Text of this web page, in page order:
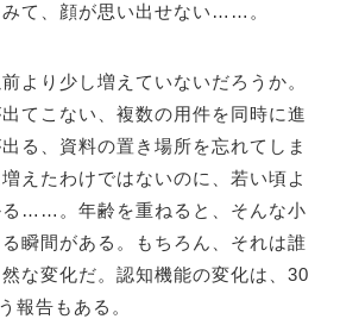
みて、顔が思い出せない……。
より少し増えていないだろうか。
てこない、複数の用件を同時に進
る、資料の置き場所を忘れてしま
えたわけではないのに、若い頃よ
る……。年齢を重ねると、そんな小
瞬間がある。もちろん、それは誰
な変化だ。認知機能の変化は、30
報告もある。